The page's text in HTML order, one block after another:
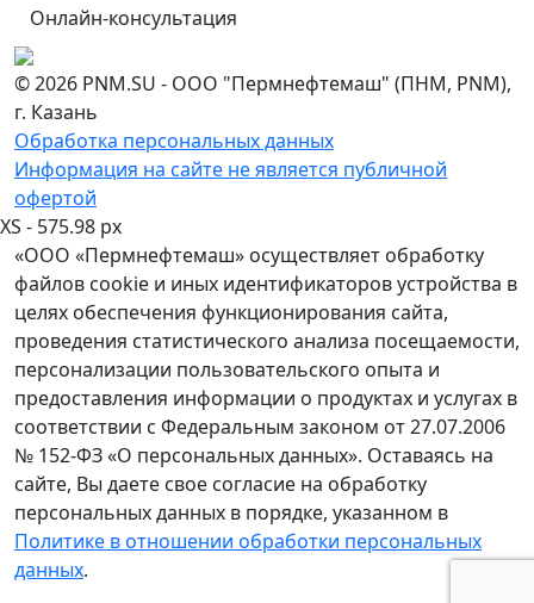
© 2026 PNM.SU - ООО "Пермнефтемаш" (ПНМ, PNM),
г. Казань
Обработка персональных данных
Информация на сайте не является публичной
офертой
Онлайн-консультация
XS - 575.98 px
«ООО «Пермнефтемаш» осуществляет обработку
файлов cookie и иных идентификаторов устройства в
целях обеспечения функционирования сайта,
проведения статистического анализа посещаемости,
персонализации пользовательского опыта и
предоставления информации о продуктах и услугах в
соответствии с Федеральным законом от 27.07.2006
№ 152-ФЗ «О персональных данных». Оставаясь на
сайте, Вы даете свое согласие на обработку
персональных данных в порядке, указанном в
Политике в отношении обработки персональных
данных.